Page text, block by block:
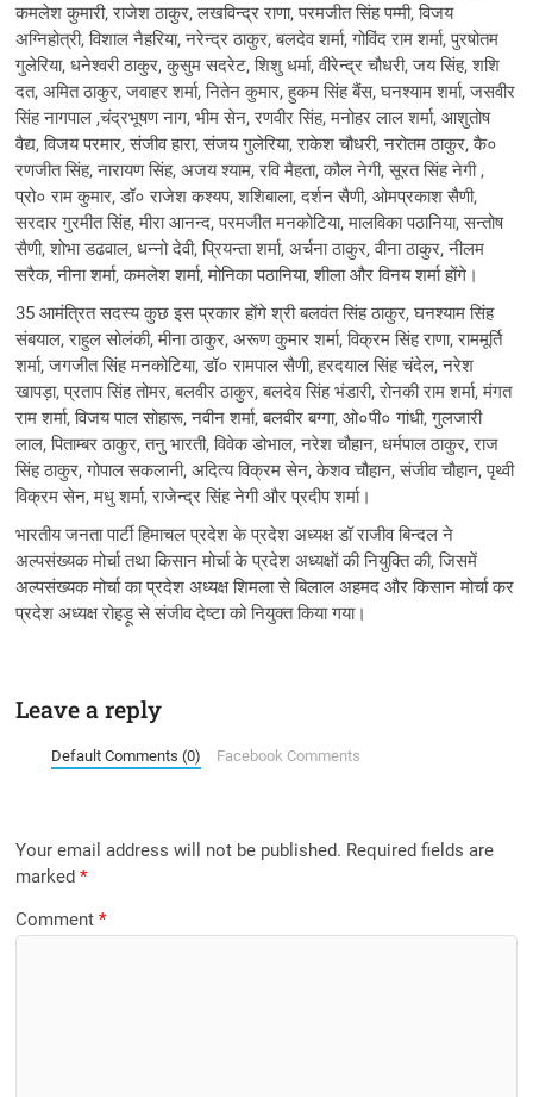
कमलेश कुमारी, राजेश ठाकुर, लखविन्द्र राणा, परमजीत सिंह पम्मी, विजय
अग्निहोत्री, विशाल नैहरिया, नरेन्द्र ठाकुर, बलदेव शर्मा, गोविंद राम शर्मा, पुरषोतम
गुलेरिया, धनेश्वरी ठाकुर, कुसुम सदरेट, शिशु धर्मा, वीरेन्द्र चौधरी, जय सिंह, शशि
दत, अमित ठाकुर, जवाहर शर्मा, नितेन कुमार, हुकम सिंह बैंस, घनश्याम शर्मा, जसवीर
सिंह नागपाल ,चंद्रभूषण नाग, भीम सेन, रणवीर सिंह, मनोहर लाल शर्मा, आशुतोष
वैद्य, विजय परमार, संजीव हारा, संजय गुलेरिया, राकेश चौधरी, नरोतम ठाकुर, कै०
रणजीत सिंह, नारायण सिंह, अजय श्याम, रवि मैहता, कौल नेगी, सूरत सिंह नेगी ,
प्रो० राम कुमार, डॉ० राजेश कश्यप, शशिबाला, दर्शन सैणी, ओमप्रकाश सैणी,
सरदार गुरमीत सिंह, मीरा आनन्द, परमजीत मनकोटिया, मालविका पठानिया, सन्तोष
सैणी, शोभा डढवाल, धन्नो देवी, प्रियन्ता शर्मा, अर्चना ठाकुर, वीना ठाकुर, नीलम
सरैक, नीना शर्मा, कमलेश शर्मा, मोनिका पठानिया, शीला और विनय शर्मा होंगे।
35 आमंत्रित सदस्य कुछ इस प्रकार होंगे श्री बलवंत सिंह ठाकुर, घनश्याम सिंह
संबयाल, राहुल सोलंकी, मीना ठाकुर, अरूण कुमार शर्मा, विक्रम सिंह राणा, राममूर्ति
शर्मा, जगजीत सिंह मनकोटिया, डॉ० रामपाल सैणी, हरदयाल सिंह चंदेल, नरेश
खापड़ा, प्रताप सिंह तोमर, बलवीर ठाकुर, बलदेव सिंह भंडारी, रोनकी राम शर्मा, मंगत
राम शर्मा, विजय पाल सोहारू, नवीन शर्मा, बलवीर बग्गा, ओ०पी० गांधी, गुलजारी
लाल, पिताम्बर ठाकुर, तनु भारती, विवेक डोभाल, नरेश चौहान, धर्मपाल ठाकुर, राज
सिंह ठाकुर, गोपाल सकलानी, अदित्य विक्रम सेन, केशव चौहान, संजीव चौहान, पृथ्वी
विक्रम सेन, मधु शर्मा, राजेन्द्र सिंह नेगी और प्रदीप शर्मा।
भारतीय जनता पार्टी हिमाचल प्रदेश के प्रदेश अध्यक्ष डॉ राजीव बिन्दल ने
अल्पसंख्यक मोर्चा तथा किसान मोर्चा के प्रदेश अध्यक्षों की नियुक्ति की, जिसमें
अल्पसंख्यक मोर्चा का प्रदेश अध्यक्ष शिमला से बिलाल अहमद और किसान मोर्चा कर
प्रदेश अध्यक्ष रोहड़ू से संजीव देष्टा को नियुक्त किया गया।
Leave a reply
Default Comments (0) Facebook Comments
Your email address will not be published. Required fields are
marked*
Comment*